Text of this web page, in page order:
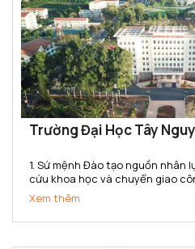
Trường Đại Học Tây
1. Sứ mệnh Đào tạo nguồn nhân
cứu khoa học và chuyển giao
nghiệp phát triển kinh tế - xã hội.
giá trị văn hoá của dân tộc. 2.
Xem thêm